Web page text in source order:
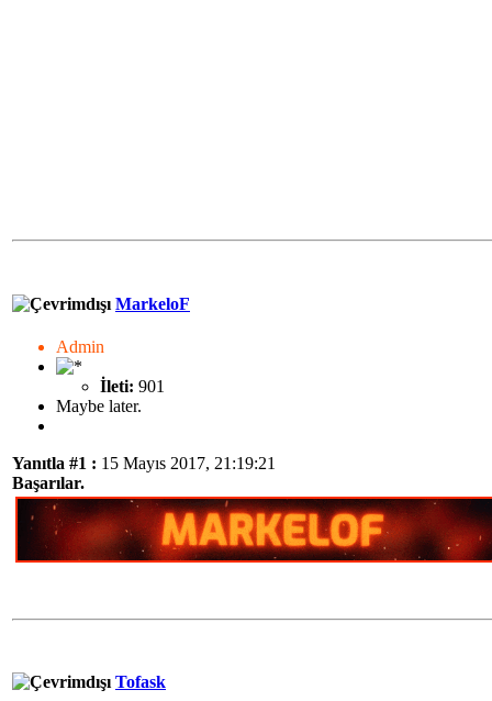
MarkeloF
Admin
İleti: 901
Maybe later.
Yanıtla #1 : 15 Mayıs 2017, 21:19:21
Başarılar.
Tofask